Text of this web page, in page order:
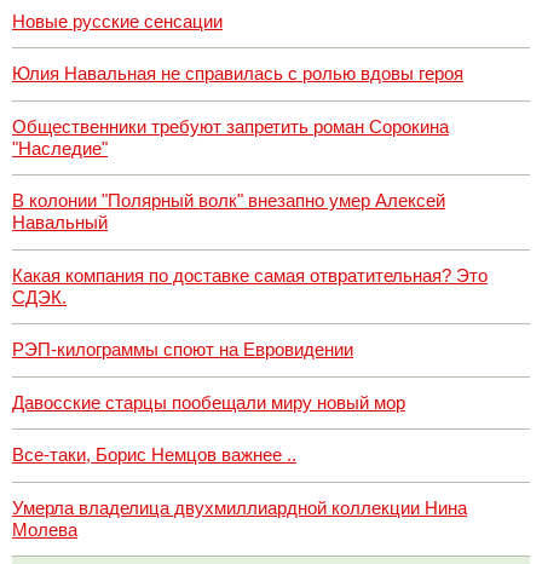
Новые русские сенсации
Юлия Навальная не справилась с ролью вдовы героя
Общественники требуют запретить роман Сорокина
"Наследие"
В колонии "Полярный волк" внезапно умер Алексей
Навальный
Какая компания по доставке самая отвратительная? Это
СДЭК.
РЭП-килограммы споют на Евровидении
Давосские старцы пообещали миру новый мор
Все-таки, Борис Немцов важнее ..
Умерла владелица двухмиллиардной коллекции Нина
Молева